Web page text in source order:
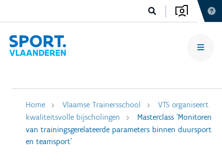
Home Vlaamse Trainersschool
VTS organiseert
kwaliteitsvolle bijscholingen
Masterclass 'Monitoren
van trainingsgerelateerde parameters binnen duursport
en teamsport'